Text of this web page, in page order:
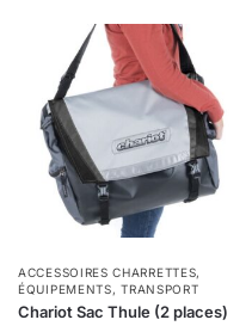
ACCESSOIRES CHARRETTES,
ÉQUIPEMENTS,TRANSPORT
Chariot Sac Thule (2 places)